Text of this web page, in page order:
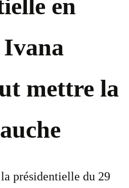
en
mettre la
présidentielle du 29